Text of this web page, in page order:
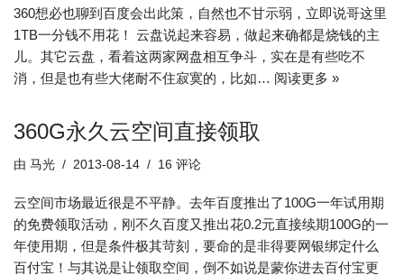
360想必也聊到百度会出此策，自然也不甘示弱，立即说哥这里
1TB一分钱不用花！ 云盘说起来容易，做起来确都是烧钱的主
儿。其它云盘，看着这两家网盘相互争斗，实在是有些吃不
消，但是也有些大佬耐不住寂寞的，比如… 阅读更多 »
360G永久云空间直接领取
由 马光 2013-08-14 16 评论
云空间市场最近很是不平静。去年百度推出了100G一年试用期
的免费领取活动，刚不久百度又推出花0.2元直接续期100G的一
年使用期，但是条件极其苛刻，要命的是非得要网银绑定什么
百付宝！与其说是让领取空间，倒不如说是蒙你进去百付宝更